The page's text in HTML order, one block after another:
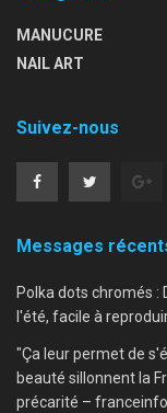
MANUCURE
NAIL ART
Suivez-nous
Messages
Polka dots chromés :
l'été, facile à
"Ça leur permet de
beauté sillonnent la
précarité – franceinfo